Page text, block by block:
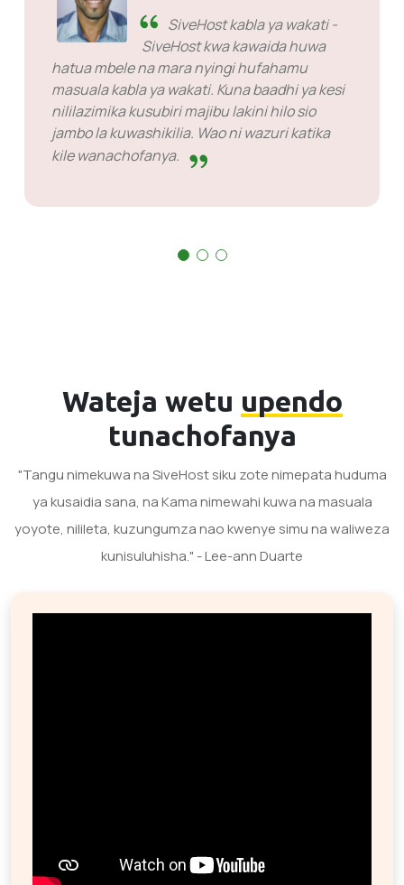
SiveHost kabla ya wakati -
SiveHost kwa kawaida huwa
hatua mbele na mara nyingi hufahamu
masuala kabla ya wakati. Kuna baadhi ya kesi
nililazimika kusubiri majibu lakini hilo sio
jambo la kuwashikilia. Wao ni wazuri katika
kile wanachofanya.
Wateja wetu upendo
tunachofanya
"Tangu nimekuwa na SiveHost siku zote nimepata huduma
ya kusaidia sana, na Kama nimewahi kuwa na masuala
yoyote, nilileta, kuzungumza nao kwenye simu na waliweza
kunisuluhisha." - Lee-ann Duarte